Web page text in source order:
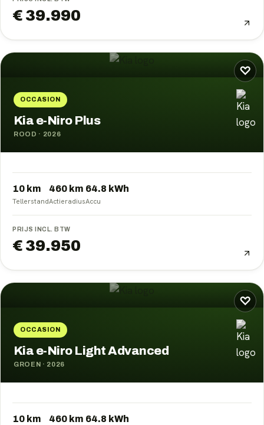
€ 39.990
♡
OCCASION
Kia e-Niro Plus
ROOD · 2026
10 km
Tellerstand
460 km
Actieradius
64.8 kWh
Accu
PRIJS INCL. BTW
€ 39.950
♡
OCCASION
Kia e-Niro Light Advanced
GROEN · 2026
10 km 460 km 64.8 kWh